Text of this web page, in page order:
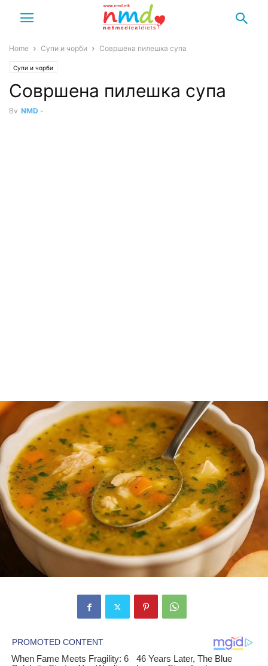
Home Супи и чорби Совршена пилешка супа
Супи и чорби
Совршена пилешка супа
By NMD -